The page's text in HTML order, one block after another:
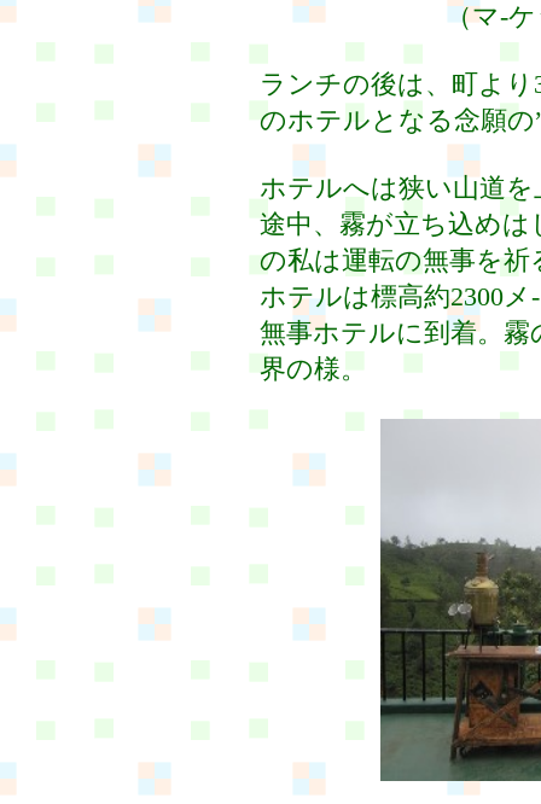
（マ-ケット
ランチの後は、町より
のホテルとなる念願の
ホテルへは狭い山道を
途中、霧が立ち込め
の私は運転の無事を祈
ホテルは標高約2300
無事ホテルに到着。
界の様。